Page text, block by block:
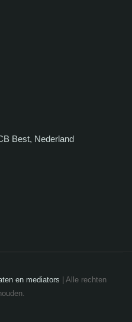
Best, Nederland
en mediators | Alle rechten